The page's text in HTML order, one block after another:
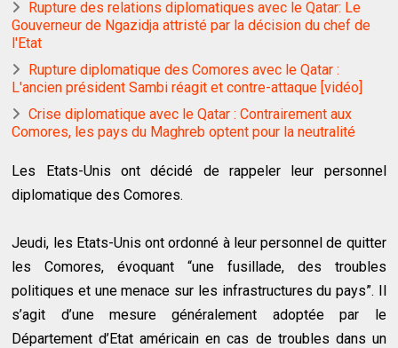
Rupture des relations diplomatiques avec le Qatar: Le
Gouverneur de Ngazidja attristé par la décision du chef de
l'Etat
Rupture diplomatique des Comores avec le Qatar :
L'ancien président Sambi réagit et contre-attaque [vidéo]
Crise diplomatique avec le Qatar : Contrairement aux
Comores, les pays du Maghreb optent pour la neutralité
Les Etats-Unis ont décidé de rappeler leur personnel
diplomatique des Comores.
Jeudi, les Etats-Unis ont ordonné à leur personnel de quitter
les Comores, évoquant “une fusillade, des troubles
politiques et une menace sur les infrastructures du pays”. Il
s’agit d’une mesure généralement adoptée par le
Département d’Etat américain en cas de troubles dans un